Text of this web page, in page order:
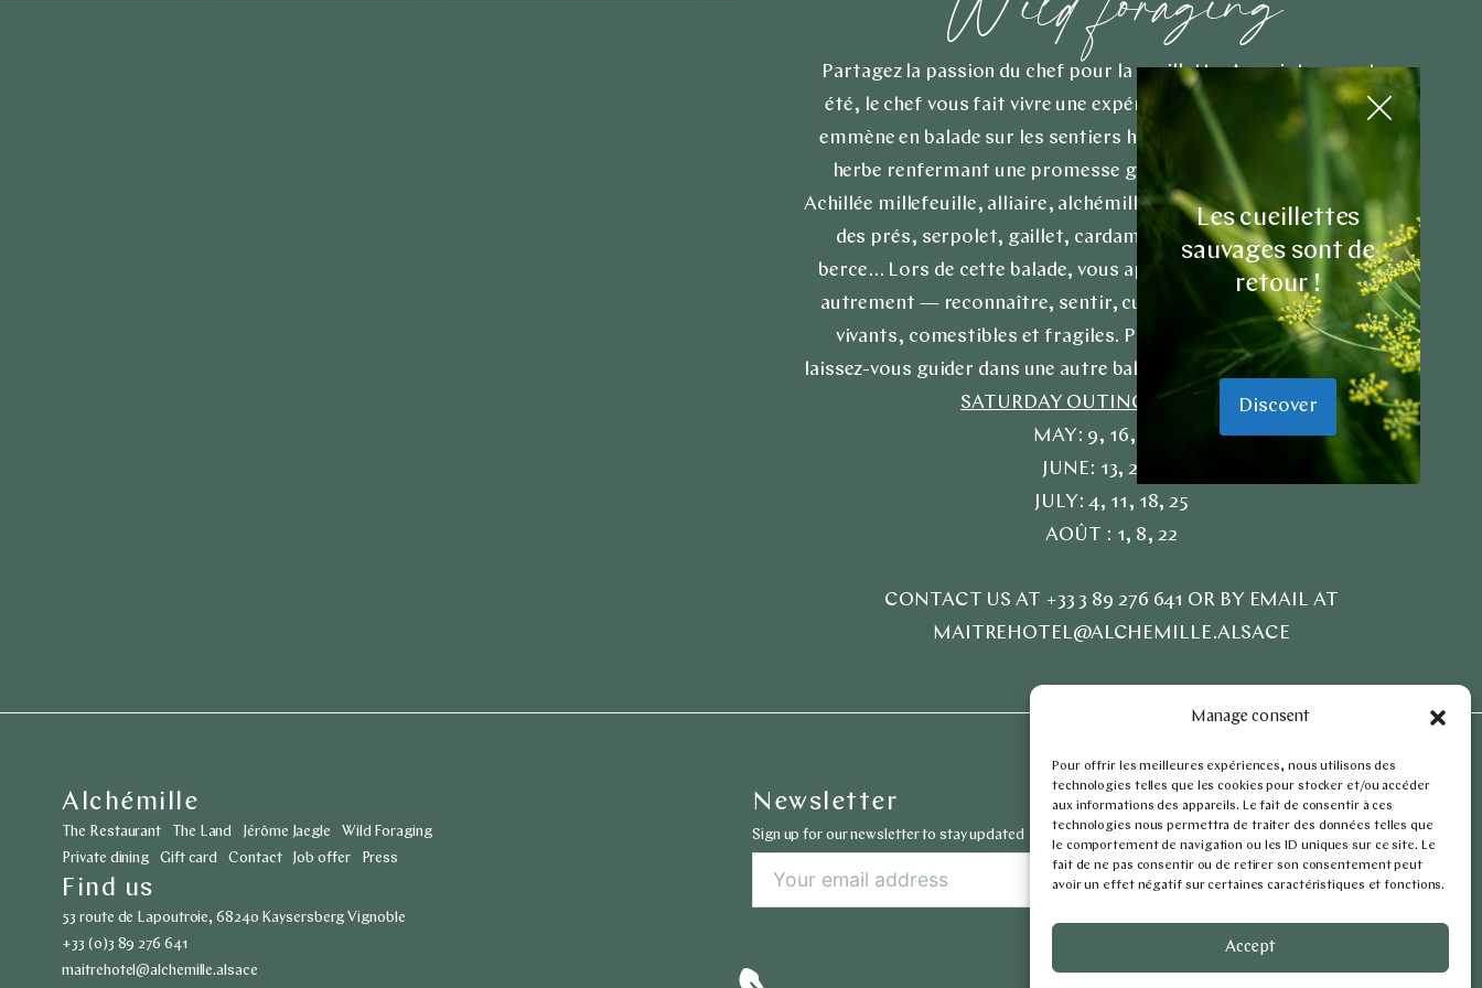
Manage consent
Pour offrir les meilleures expériences, nous utilisons des
technologies telles que les cookies pour stocker et/ou accéder
aux informations des appareils. Le fait de consentir à ces
technologies nous permettra de traiter des données telles que
le comportement de navigation ou les ID uniques sur ce site. Le
fait de ne pas consentir ou de retirer son consentement peut
avoir un effet négatif sur certaines caractéristiques et fonctions.
Accept
Partagez la passion du chef pour la cueillette. Au printemps et en
été, le chef vous fait vivre une expérience gastronomique, il vous
emmène en balade sur les sentiers herbacés du Haut-Rhin. Chaque
herbe renfermant une promesse gustative et olfactive insolite.
Achillée millefeuille, alliaire, alchémille, armoise, oxalis, sureau, fleur
des prés, serpolet, gaillet, cardamine des prés, bouillon blanc,
berce... Lors de cette balade, vous apprendrez à regarder la nature
autrement — reconnaître, sentir, cueillir et respecter ces trésors
vivants, comestibles et fragiles. Puis, de retour au restaurant,
laissez-vous guider dans une autre balade, gustative, en cinq sentiers.
SATURDAY OUTINGS SCHEDULE
MAY: 9, 16, 23, 30
JUNE: 13, 20, 27
JULY: 4, 11, 18, 25
AOÛT : 1, 8, 22
CONTACT US AT +33 3 89 276 641 OR BY EMAIL AT
MAITREHOTEL@ALCHEMILLE.ALSACE
Alchémille
The Restaurant The Land Jérôme Jaegle
Wild Foraging
Private dining
Gift card Contact Job offer Press
Find us
53 route de Lapoutroie, 68240 Kaysersberg Vignoble
+33 (0)3 89 276 641
maitrehotel@alchemille.alsace
Newsletter
Sign up for our newsletter to stay updated
SIGN UP
Les cueillettes
sauvages sont de
retour !
Discover